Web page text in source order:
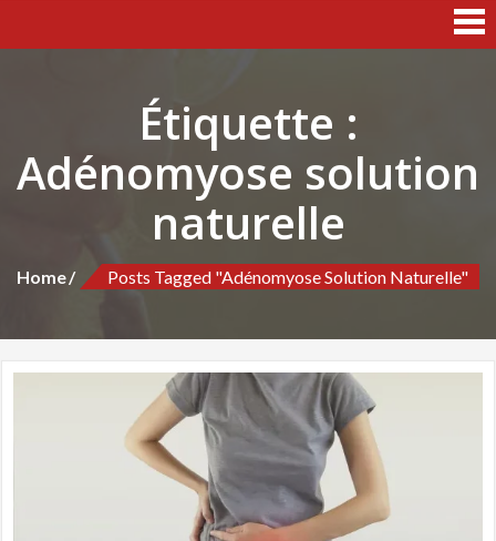
Étiquette :
Adénomyose solution
naturelle
Home Posts Tagged "Adénomyose Solution Naturelle"